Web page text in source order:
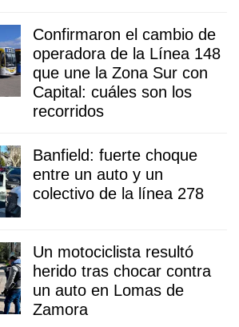
Confirmaron el cambio de
operadora de la Línea 148
que une la Zona Sur con
Capital: cuáles son los
recorridos
Banfield: fuerte choque
entre un auto y un
colectivo de la línea 278
Un motociclista resultó
herido tras chocar contra
un auto en Lomas de
Zamora